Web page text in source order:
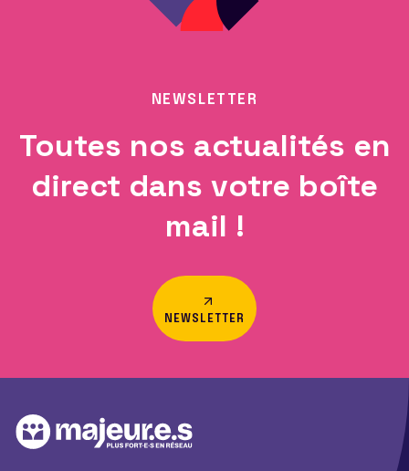
NEWSLETTER
Toutes nos actualités en
direct dans votre boîte
mail !
NEWSLETTER